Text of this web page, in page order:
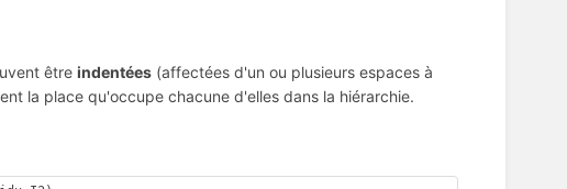
être indentées (affectées d'un ou plusieurs espaces à
la place qu'occupe chacune d'elles dans la hiérarchie.